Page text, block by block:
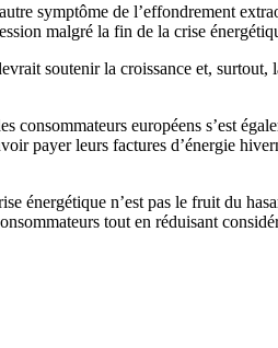
symptôme de l’effondrement
malgré la fin de la crise
soutenir la croissance et,
consommateurs européens s’est
payer leurs factures d’énergie
énergétique n’est pas le fruit du
tout en réduisant